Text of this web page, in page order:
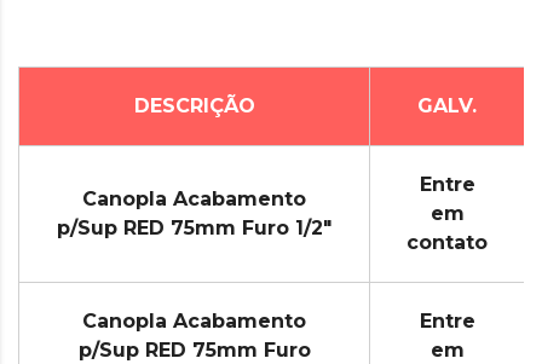
DESCRIÇÃO GALV.
Canopla Acabamento
p/Sup RED 75mm Furo 1/2"
Entre
em
contato
Canopla Acabamento
p/Sup RED 75mm Furo
Entre
em